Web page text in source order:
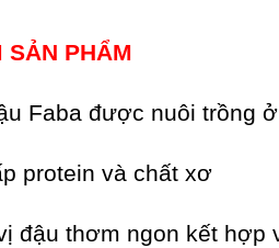
PHẨM
Faba được nuôi trồng
protein và chất xơ
đậu thơm ngon kết hợp